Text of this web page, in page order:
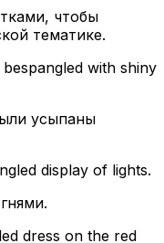
чтобы
тематике.
with shiny
усыпаны
display of lights.
dress on the red